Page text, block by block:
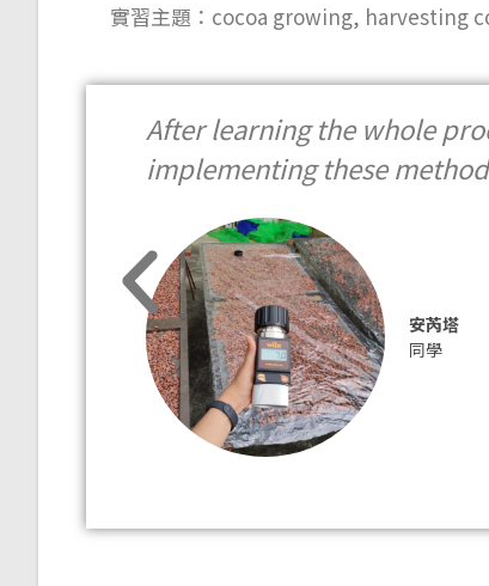
實習主題：cocoa growing, harvesting
After learning the whole
implementing these
安芮塔
同學